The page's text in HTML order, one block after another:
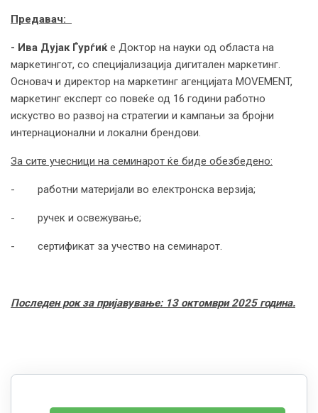
Предавач:
- Ива Дујак Ѓурѓиќe Доктор на науки од областа на
маркетингот, со специјализација дигитален маркетинг.
Основач и директор на маркетинг агенцијата MOVEMENT,
маркетинг експерт со повеќе од 16 години работно
искуство во развој на стратегии и кампањи за бројни
интернационални и локални брендови.
За сите учесници на семинарот ќе биде обезбедено:
- работни материјали во електронска верзија;
- ручeк и освежување;
- сертификат за учество на семинарот.
Последен рок за пријавување: 13октомври 2025 година.